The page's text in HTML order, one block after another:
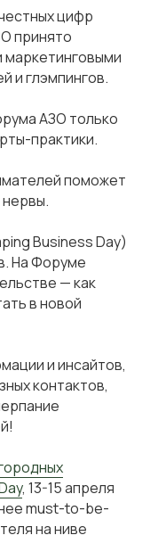
цифр
принято
и глэмпингов.
АЗО только
практики.
поможет
Business Day)
На Форуме
— как
в новой
и инсайтов,
контактов,
, 13-15 апреля
must-to-be-
на ниве